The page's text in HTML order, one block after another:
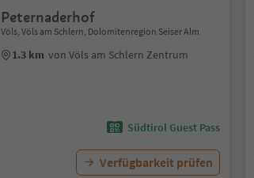
Peternaderhof
Völs, Völs am Schlern, Dolomitenregion Seiser Alm
1.3 km von Völs am Schlern Zentrum
Südtirol Guest Pass
Verfügbarkeit prüfen